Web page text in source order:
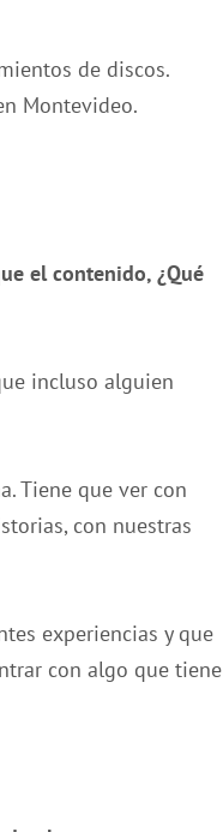
de discos.
Montevideo.
el contenido, ¿Qué
incluso alguien
Tiene que ver con
con nuestras
experiencias y que
con algo que tiene